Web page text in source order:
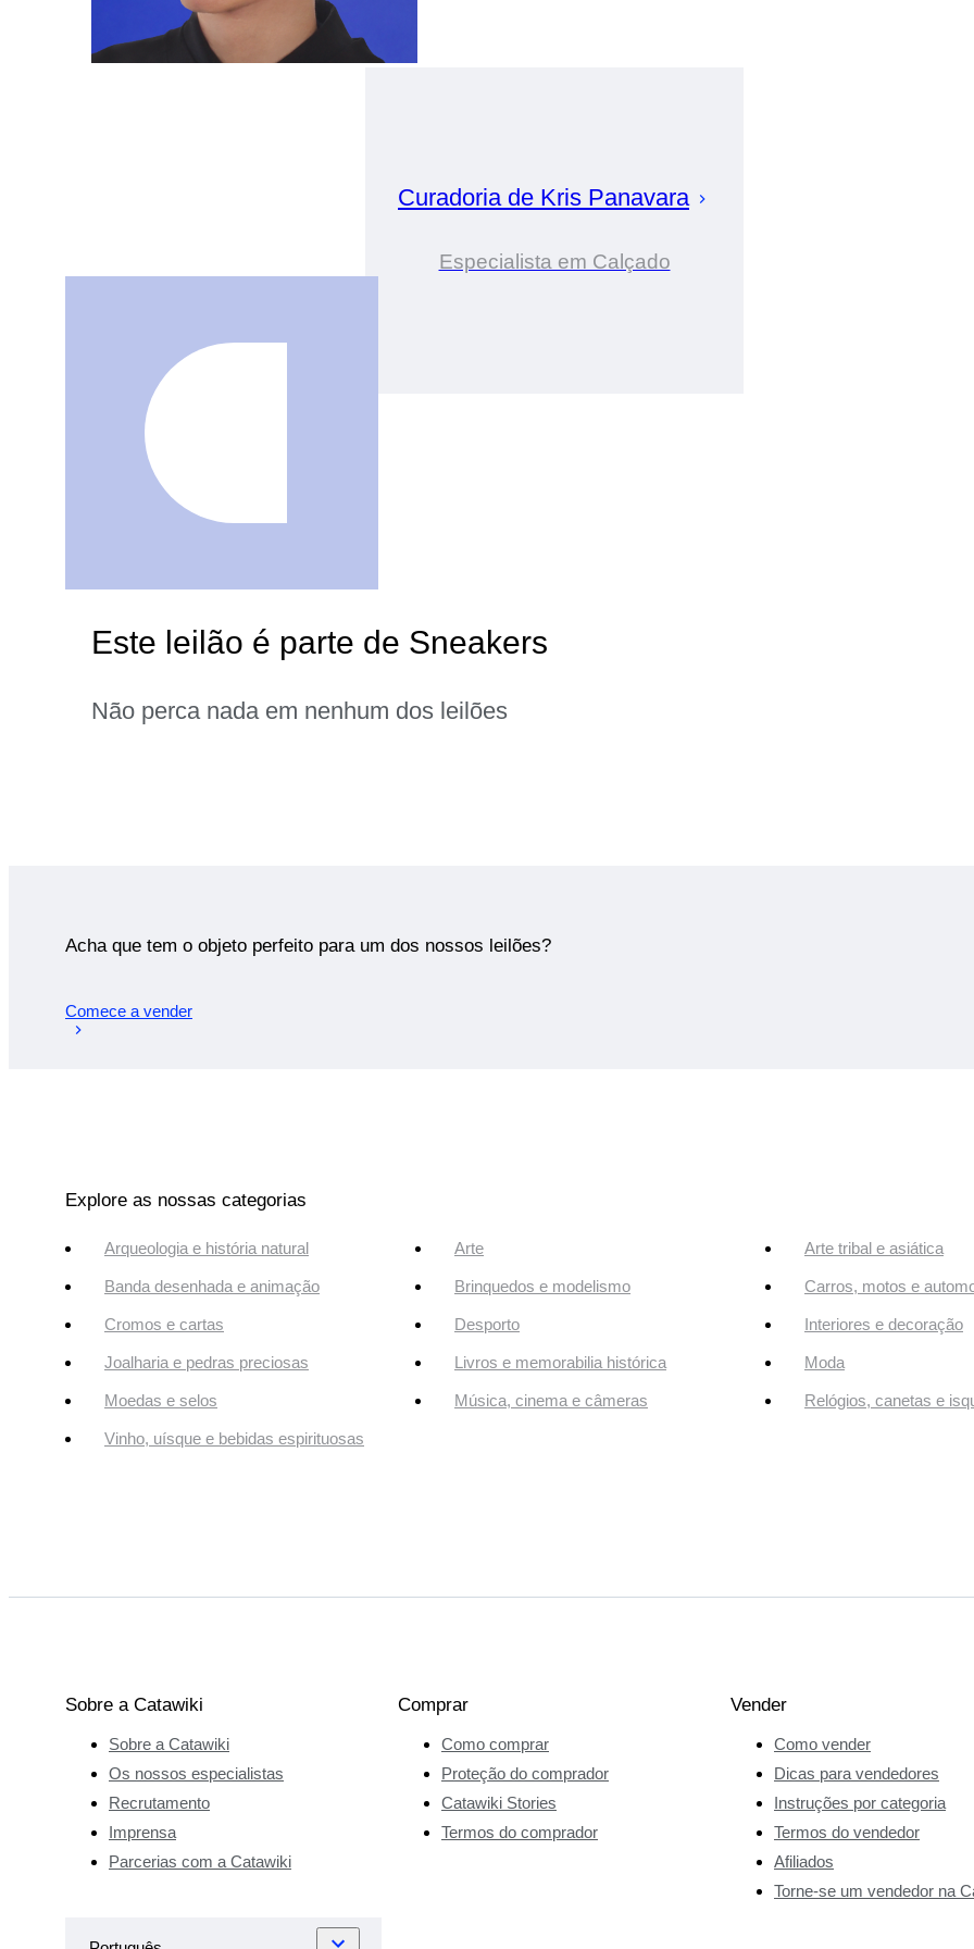
Curadoria de Kris Panavara
Especialista em Calçado
Este leilão é parte de Sneakers
Não perca nada em nenhum dos leilões
Acha que tem o objeto perfeito para um dos nossos leilões?
Comece a vender
Explore as nossas categorias
Arqueologia e história natural Arte Arte tribal e asiática
Banda desenhada e animação Brinquedos e modelismo Carros, motos e
Cromos e cartas Desporto Interiores e decoração
Joalharia e pedras preciosas Livros e memorabilia histórica Moda
Moedas e selos Música, cinema e câmeras Relógios, canetas e
Vinho, uísque e bebidas espirituosas
Sobre a Catawiki
Sobre a Catawiki
Os nossos especialistas
Recrutamento
Imprensa
Parcerias com a Catawiki
Comprar
Como comprar
Proteção do comprador
Catawiki Stories
Termos do comprador
Vender
Como vender
Dicas para vendedores
Instruções por categoria
Termos do vendedor
Afiliados
Torne-se um vendedor na